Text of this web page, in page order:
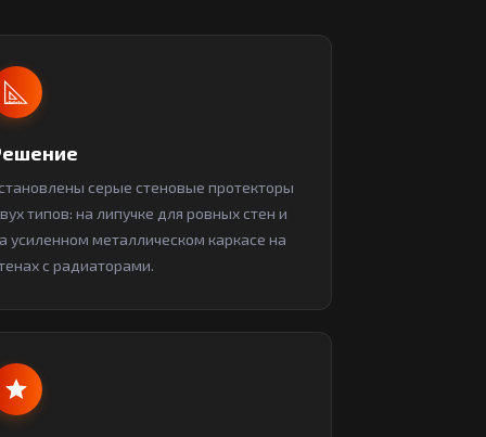
серые стеновые протекторы
типов: на липучке для ровных стен и
усиленном металлическом каркасе на
с радиаторами.